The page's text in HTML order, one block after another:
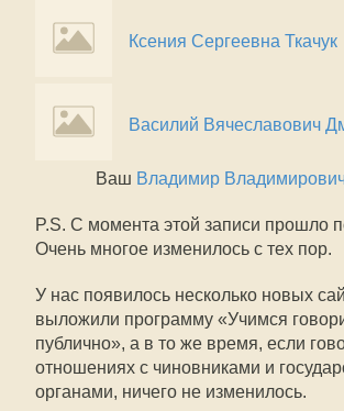
Ксения Сергеевна Ткачук
Василий Вячеславович
Ваш Владимир
P.S. С момента этой записи прошло
Очень многое изменилось с тех пор.
У нас появилось несколько новых
выложили программу «Учимся
публично», а в то же время, если
отношениях с чиновниками и
органами, ничего не изменилось.